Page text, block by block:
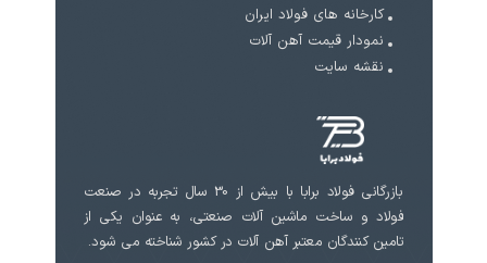
کارخانه های فولاد ایران
نمودار قیمت آهن آلات
نقشه سایت
بازرگانی فولاد برابا با بیش از 30 سال تجربه در صنعت
فولاد و ساخت ماشین آلات صنعتی، به عنوان یکی از
تامین کنندگان معتبر آهن آلات در کشور شناخته می شود.